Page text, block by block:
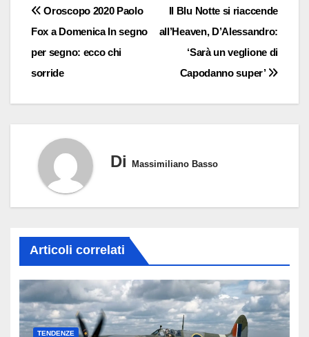
Navigazione
articoli
Il Blu Notte si riaccende
all’Heaven, D’Alessandro:
‘Sarà un veglione di
Capodanno super’
Oroscopo 2020 Paolo
Fox a Domenica In segno
per segno: ecco chi
sorride
Di Massimiliano Basso
Articoli correlati
TENDENZE